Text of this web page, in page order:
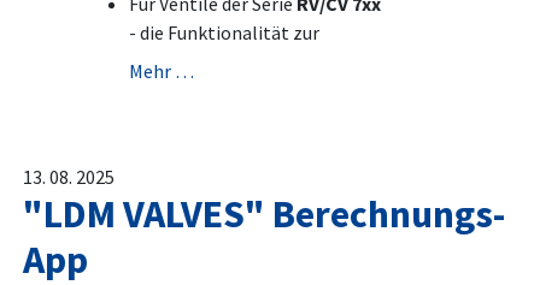
- die Funktionalität zur
Mehr …
13. 08. 2025
"LDM VALVES" Berechnungs-
App